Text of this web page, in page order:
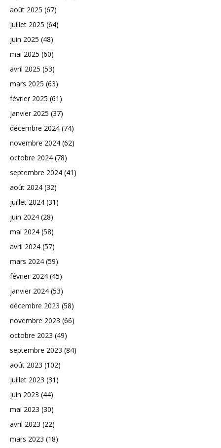
août 2025 (67)
juillet 2025 (64)
juin 2025 (48)
mai 2025 (60)
avril 2025 (53)
mars 2025 (63)
février 2025 (61)
janvier 2025 (37)
décembre 2024 (74)
novembre 2024 (62)
octobre 2024 (78)
septembre 2024 (41)
août 2024 (32)
juillet 2024 (31)
juin 2024 (28)
mai 2024 (58)
avril 2024 (57)
mars 2024 (59)
février 2024 (45)
janvier 2024 (53)
décembre 2023 (58)
novembre 2023 (66)
octobre 2023 (49)
septembre 2023 (84)
août 2023 (102)
juillet 2023 (31)
juin 2023 (44)
mai 2023 (30)
avril 2023 (22)
mars 2023 (18)